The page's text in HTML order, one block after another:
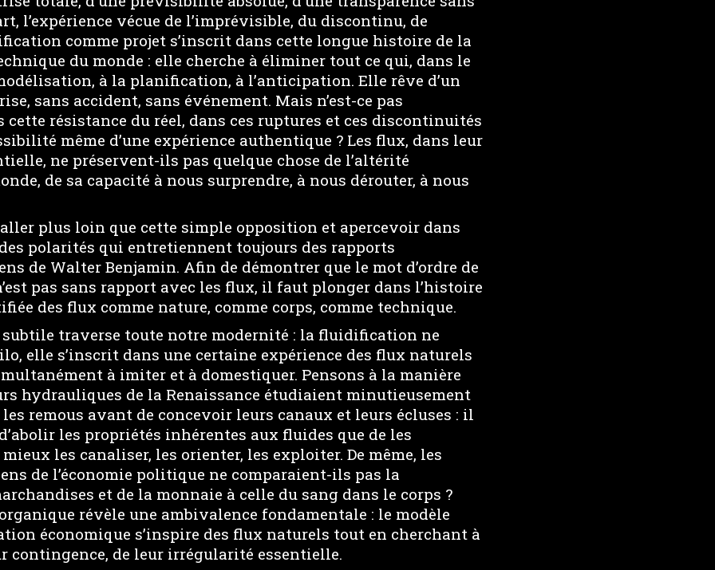
l’expérience vécue de l’imprévisible, du discontinu, de
comme projet s’inscrit dans cette longue histoire de la
du monde : elle cherche à éliminer tout ce qui, dans le
à la planification, à l’anticipation. Elle rêve d’un
sans accident, sans événement. Mais n’est-ce pas
cette résistance du réel, dans ces ruptures et ces discontinuités
même d’une expérience authentique ? Les flux, dans leur
ne préservent-ils pas quelque chose de l’altérité
de sa capacité à nous surprendre, à nous dérouter, à nous
plus loin que cette simple opposition et apercevoir dans
polarités qui entretiennent toujours des rapports
de Walter Benjamin. Afin de démontrer que le mot d’ordre de
pas sans rapport avec les flux, il faut plonger dans l’histoire
des flux comme nature, comme corps, comme technique.
traverse toute notre modernité : la fluidification ne
elle s’inscrit dans une certaine expérience des flux naturels
à imiter et à domestiquer. Pensons à la manière
hydrauliques de la Renaissance étudiaient minutieusement
remous avant de concevoir leurs canaux et leurs écluses : il
les propriétés inhérentes aux fluides que de les
les canaliser, les orienter, les exploiter. De même, les
de l’économie politique ne comparaient-ils pas la
et de la monnaie à celle du sang dans le corps ?
révèle une ambivalence fondamentale : le modèle
économique s’inspire des flux naturels tout en cherchant à
contingence, de leur irrégularité essentielle.